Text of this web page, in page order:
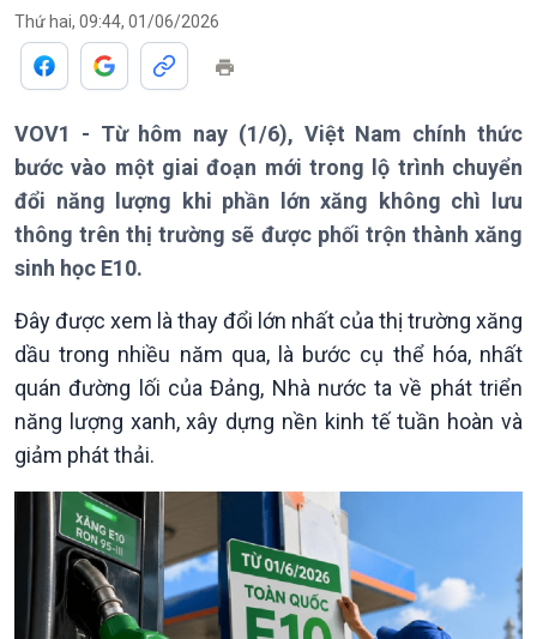
Giới thiệu
Thời sự 21h30
Bản tin
Chuyên mục
Theo dòng Thời sự
Chính trị
Tin Chính trị
Chính phủ với người dân
Quốc hội với cử tri
Xây dựng đảng
Đảng trong cuộc sống
Nhận diện sự thật
Pháp luật và đời sống
Thế giới
Tin thế giới
Hồ sơ sự kiện quốc tế
Thế giới & Việt Nam
Biên cương - Một dải vững
bền
Thứ hai, 09:44, 01/06/2026
VOV1 - Từ hôm nay (1/6), Việt Nam chính thức
bước vào một giai đoạn mới trong lộ trình chuyển
đổi năng lượng khi phần lớn xăng không chì lưu
thông trên thị trường sẽ được phối trộn thành xăng
sinh học E10.
Đây được xem là thay đổi lớn nhất của thị trường xăng
dầu trong nhiều năm qua, là bước cụ thể hóa, nhất
quán đường lối của Đảng, Nhà nước ta về phát triển
năng lượng xanh, xây dựng nền kinh tế tuần hoàn và
giảm phát thải.